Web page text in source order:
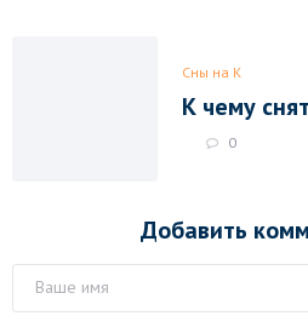
Сны на К
К чему
0
Добавить